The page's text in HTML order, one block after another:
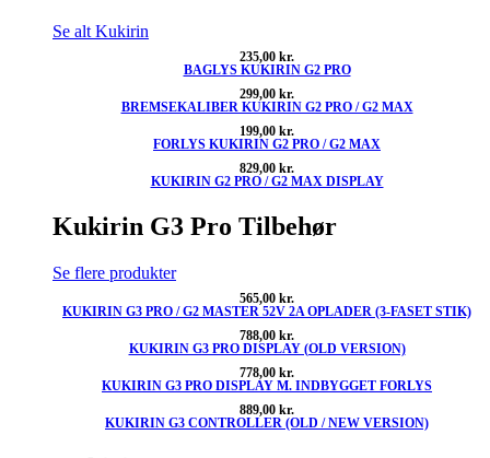
Se alt Kukirin
235,00 kr.
BAGLYS KUKIRIN G2 PRO
299,00 kr.
BREMSEKALIBER KUKIRIN G2 PRO / G2 MAX
199,00 kr.
FORLYS KUKIRIN G2 PRO / G2 MAX
829,00 kr.
KUKIRIN G2 PRO / G2 MAX DISPLAY
Kukirin G3 Pro Tilbehør
Se flere produkter
565,00 kr.
KUKIRIN G3 PRO / G2 MASTER 52V 2A OPLADER (3-FASET STIK)
788,00 kr.
KUKIRIN G3 PRO DISPLAY (OLD VERSION)
778,00 kr.
KUKIRIN G3 PRO DISPLAY M. INDBYGGET FORLYS
889,00 kr.
KUKIRIN G3 CONTROLLER (OLD / NEW VERSION)